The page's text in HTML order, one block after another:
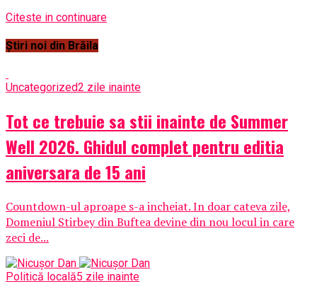
Citeste in continuare
Știri noi din Brăila
Uncategorized2 zile inainte
Tot ce trebuie sa stii inainte de Summer
Well 2026. Ghidul complet pentru editia
aniversara de 15 ani
Countdown-ul aproape s-a incheiat. In doar cateva zile,
Domeniul Stirbey din Buftea devine din nou locul in care
zeci de...
Politică locală5 zile inainte